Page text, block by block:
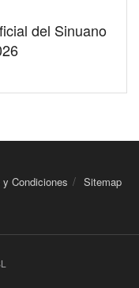
del Sinuano
Condiciones Sitemap